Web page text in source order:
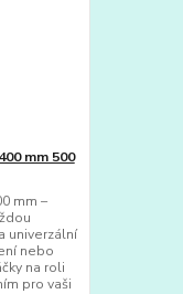
mm 500
mm –
univerzální
nebo
na roli
pro vaši